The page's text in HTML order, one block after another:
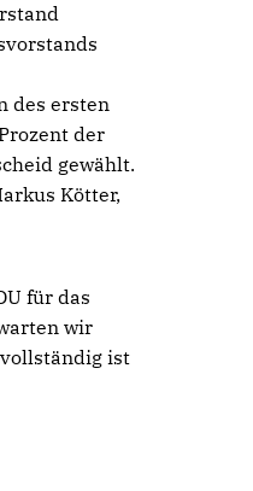
des ersten
der
gewählt.
Kötter,
für das
wir
vollständig ist